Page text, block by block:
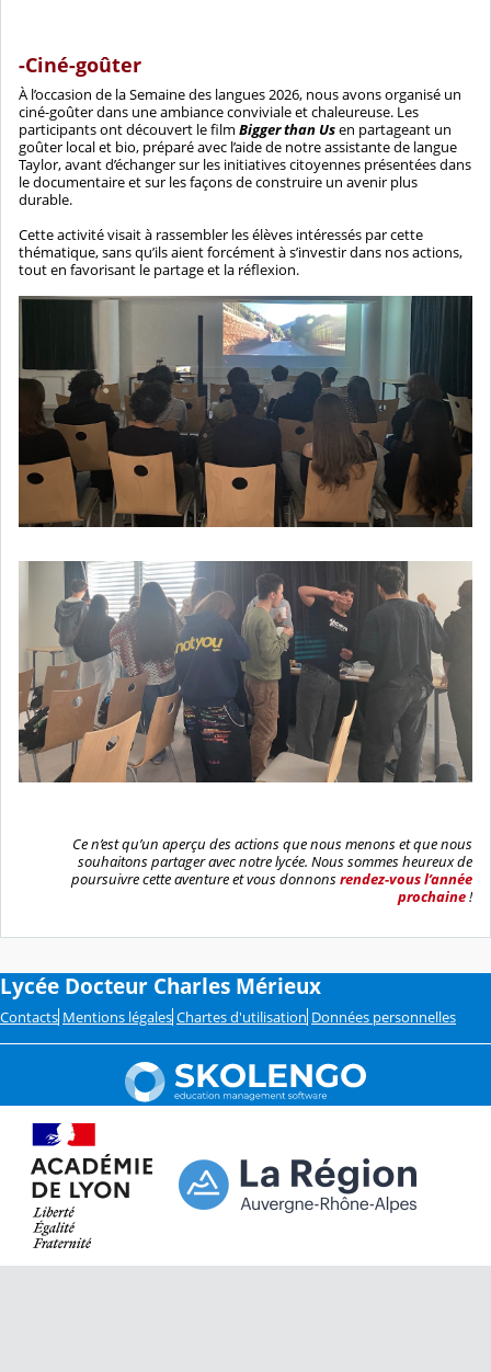
-Ciné-goûter
À l’occasion de la Semaine des langues 2026, nous avons organisé un
ciné-goûter dans une ambiance conviviale et chaleureuse. Les
participants ont découvert le film Bigger than Usen partageant un
goûter local et bio, préparé avec l’aide de notre assistante de langue
Taylor, avant d’échanger sur les initiatives citoyennes présentées dans
le documentaire et sur les façons de construire un avenir plus
durable.
Cette activité visait à rassembler les élèves intéressés par cette
thématique, sans qu’ils aient forcément à s’investir dans nos actions,
tout en favorisant le partage et la réflexion.
Ce n’est qu’un aperçu des actions que nous menons et que nous
souhaitons partager avec notre lycée. Nous sommes heureux de
poursuivre cette aventure et vous donnonsrendez-vous l’année
prochaine!
Lycée Docteur Charles Mérieux
Contacts Mentions légales Chartes d'utilisation Données personnelles